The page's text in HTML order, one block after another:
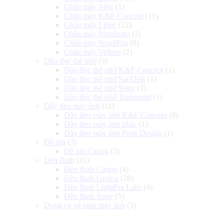
Chân máy Joby (1)
Chân máy K&F Concept (11)
Chân máy Libec (22)
Chân máy Manfrotto (2)
Chân máy SmallRig (8)
Chân máy Velbon
(2)
Đầu đọc thẻ nhớ (9)
Đầu đọc thẻ nhớ K&F Concept (1)
Đầu đọc thẻ nhớ SanDisk (1)
Đầu đọc thẻ nhớ Sony (3)
Đầu đọc thẻ nhớ Transcend
(3)
Dây đeo máy ảnh
(11)
Dây đeo máy ảnh K&F Concept (9)
Dây đeo máy ảnh khác (1)
Dây đeo máy ảnh Peak Design
(1)
Đế pin
(3)
Đế pin Canon
(3)
Đèn flash
(41)
Đèn flash Canon
(4)
Đèn flash Godox (28)
Đèn flash LightPix Labs (4)
Đèn flash Sony (5)
Dụng cụ vệ sinh máy ảnh
(3)